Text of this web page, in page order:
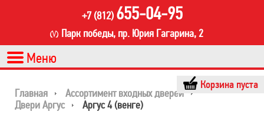
+7 (812) 655-04-95
Парк победы, пр. Юрия Гагарина, 2
Корзина пуста
Главная
Ассортимент входных дверей
Двери Аргус
Аргус 4 (венге)